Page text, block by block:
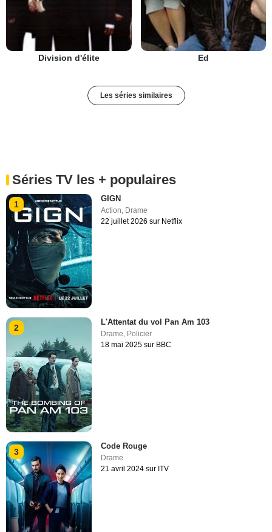
Division d'élite Ed
Les séries similaires
Séries TV les + populaires
1
GIGN
Action, Drame
22 juillet 2026 sur Netflix
2
L'Attentat du vol Pan Am 103
Drame, Policier
18 mai 2025 sur BBC
3
Code Rouge
Drame
21 avril 2024 sur ITV